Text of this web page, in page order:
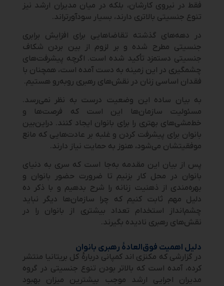
فقط در نیروی کارشان، بلکه در میان مدیران ارشد نیز
تنوع جنسیتی بالاتری دارند، بسیار سودآورتراند.
در دهه‌های گذشته تقاضاهایی برای افزایش برابری
جنسیتی مطرح شده و بر لزوم از بین بردن شکاف
جنسیتی دستمزد تأکید شده است. اگرچه پیشرفت‌های
چشمگیری در این زمینه به دست آمده است، همچنان با
فقدان اساسی زنان در نقش‌های رهبری روبه‌رو هستیم.
به بیان ساده این وضعیت درست به نظر نمی‌رسد.
مسئولیت سازمان‌ها این است که فرصت‌ها و
خط‌مشی‌های بهتری را برای بانوان ایجاد کنند. دراین‌بین
بانوان برای پیشرفت کردن و غلبه بر عادت‌هایی که مانع
موفقیتشان می‌شود، هنوز به حمایت نیاز دارند.
پس از بیان این مقدمه به‌جا است که سری به دنیای
بانوان در محل کار بزنیم تا ضرورت حضور بانوان و
بهره‌مندی از ذهنیت زنانه را شرح بدهیم و با ذکر ده
دلیل مهم ثابت کنیم که چرا سازمان‌ها دیگر نباید
چشم‌انداز استخدام تعداد بیشتری از بانوان را در
نقش‌های رهبری نادیده بگیرند.
دلیل اهمیت فوق‌العادۀ رهبری بانوان
در گزارشی که مکنزی اند کمپانی دربارۀ کل بریتانیا منتشر
کرده، آمده است که بالاتر بودن تنوع جنسیتی در گروه
مدیران اجرایی ارشد موجب بیشترین میزان بهبود